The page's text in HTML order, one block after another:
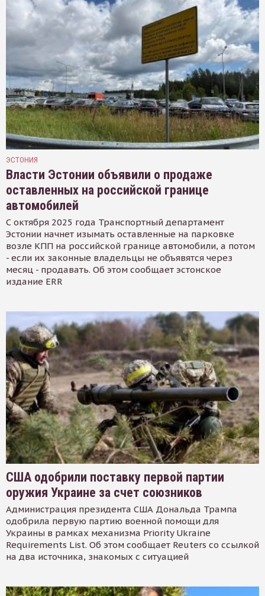
ЭСТОНИЯ
Власти Эстонии объявили о продаже
оставленных на российской границе
автомобилей
С октября 2025 года Транспортный департамент
Эстонии начнет изымать оставленные на парковке
возле КПП на российской границе автомобили, а потом
- если их законные владельцы не объявятся через
месяц - продавать. Об этом сообщает эстонское
издание ERR
США одобрили поставку первой партии
оружия Украине за счет союзников
Администрация президента США Дональда Трампа
одобрила первую партию военной помощи для
Украины в рамках механизма Priority Ukraine
Requirements List. Об этом сообщает Reuters со ссылкой
на два источника, знакомых с ситуацией